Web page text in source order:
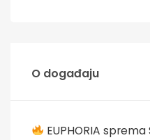
O događaju
EUPHORIA sprema